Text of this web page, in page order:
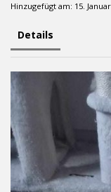
Hinzugefügt am: 15.
Details